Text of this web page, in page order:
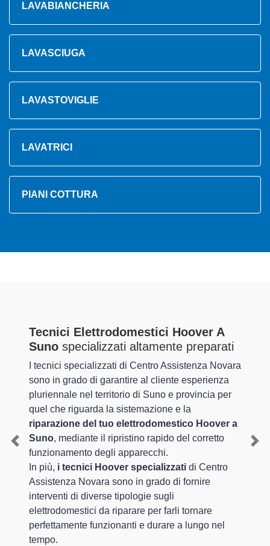
LAVABIANCHERIA
LAVASCIUGA
LAVASTOVIGLIE
LAVATRICI
PIANI COTTURA
Tecnici Elettrodomestici Hoover A
Suno specializzati altamente preparati
I tecnici specializzati di Centro Assistenza Novara
sono in grado di garantire al cliente esperienza
pluriennale nel territorio di Suno e provincia per
quel che riguarda la sistemazione e la
riparazione del tuo elettrodomestico Hoover a
Suno, mediante il ripristino rapido del corretto
funzionamento degli apparecchi.
In più, i tecnici Hoover specializzati di Centro
Assistenza Novara sono in grado di fornire
interventi di diverse tipologie sugli
elettrodomestici da riparare per farli tornare
perfettamente funzionanti e durare a lungo nel
tempo.
Previous